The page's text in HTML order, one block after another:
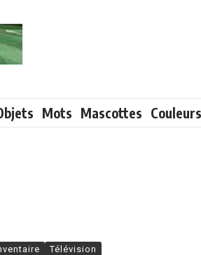
Mots Mascottes Couleurs
Télévision